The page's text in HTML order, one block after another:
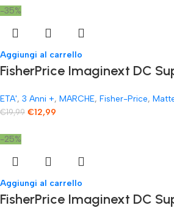
-35%
Aggiungi al carrello
FisherPrice Imaginext DC
ETA', 3 Anni +, MARCHE, Fisher-Price,
€19,99 €12,99
-25%
Aggiungi al carrello
FisherPrice Imaginext DC